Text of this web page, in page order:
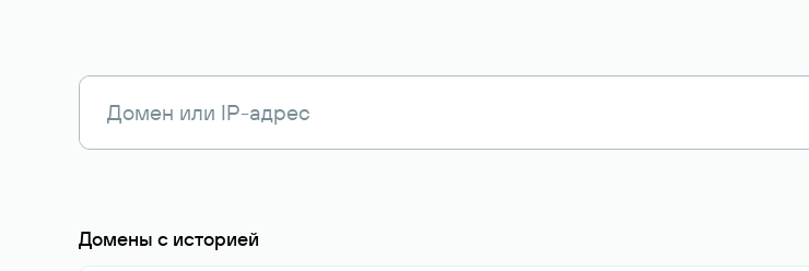
Домены с историей